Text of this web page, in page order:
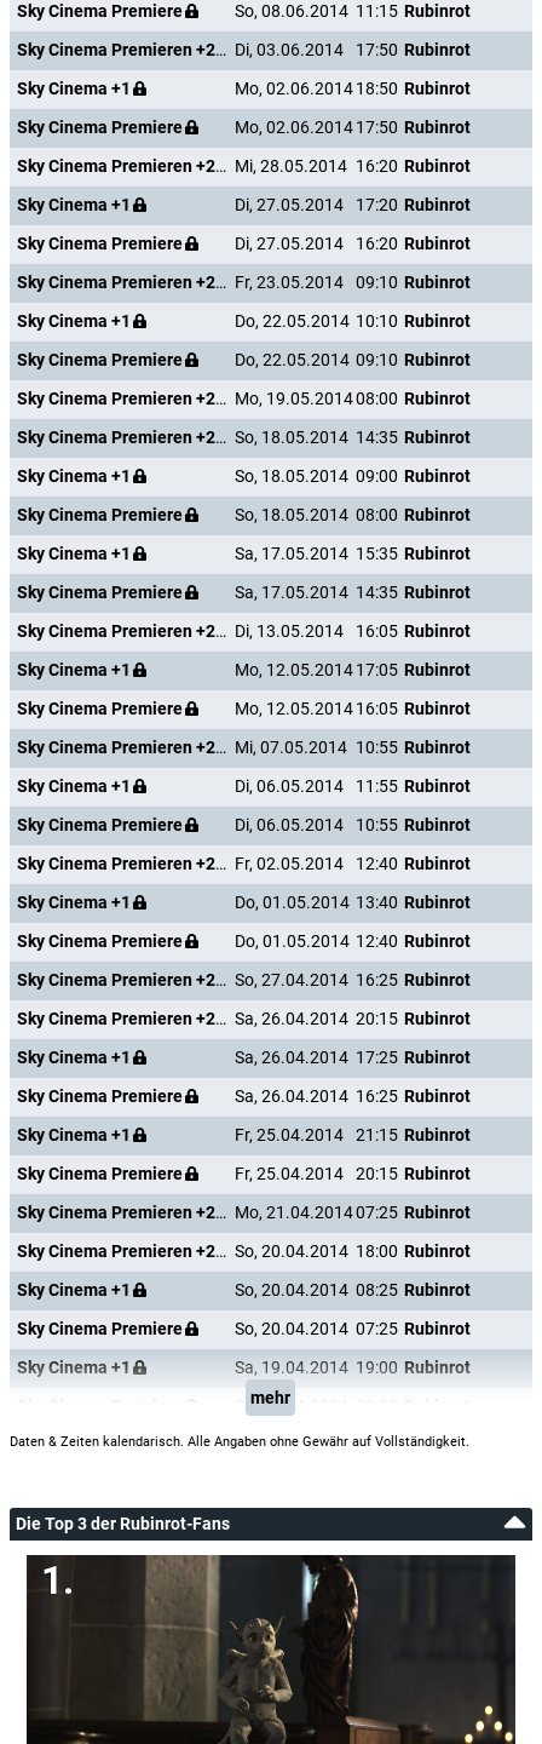
Sky Cinema Premiere
So, 08.06.2014 11:15 Rubinrot
Sky Cinema Premieren +24 Di, 03.06.2014 17:50 Rubinrot
Sky Cinema +1
Mo, 02.06.201418:50 Rubinrot
Sky Cinema Premiere
Mo, 02.06.201417:50 Rubinrot
Sky Cinema Premieren +24 Mi, 28.05.2014 16:20 Rubinrot
Sky Cinema +1
Di, 27.05.2014 17:20 Rubinrot
Sky Cinema Premiere
Di, 27.05.2014 16:20 Rubinrot
Sky Cinema Premieren +24 Fr, 23.05.2014 09:10 Rubinrot
Sky Cinema +1
Do, 22.05.2014 10:10 Rubinrot
Sky Cinema Premiere
Do, 22.05.2014 09:10 Rubinrot
Sky Cinema Premieren +24 Mo, 19.05.201408:00 Rubinrot
Sky Cinema Premieren +24 So, 18.05.2014 14:35 Rubinrot
Sky Cinema +1
So, 18.05.2014 09:00 Rubinrot
Sky Cinema Premiere
So, 18.05.2014 08:00 Rubinrot
Sky Cinema +1
Sa, 17.05.2014 15:35 Rubinrot
Sky Cinema Premiere
Sa, 17.05.2014 14:35 Rubinrot
Sky Cinema Premieren +24 Di, 13.05.2014 16:05 Rubinrot
Sky Cinema +1
Mo, 12.05.201417:05 Rubinrot
Sky Cinema Premiere
Mo, 12.05.201416:05 Rubinrot
Sky Cinema Premieren +24 Mi, 07.05.2014 10:55 Rubinrot
Sky Cinema +1
Di, 06.05.2014 11:55 Rubinrot
Sky Cinema Premiere
Di, 06.05.2014 10:55 Rubinrot
Sky Cinema Premieren +24 Fr, 02.05.2014 12:40 Rubinrot
Sky Cinema +1
Do, 01.05.2014 13:40 Rubinrot
Sky Cinema Premiere
Do, 01.05.2014 12:40 Rubinrot
Sky Cinema Premieren +24 So, 27.04.2014 16:25 Rubinrot
Sky Cinema Premieren +24 Sa, 26.04.2014 20:15 Rubinrot
Sky Cinema +1
Sa, 26.04.2014 17:25 Rubinrot
Sky Cinema Premiere
Sa, 26.04.2014 16:25 Rubinrot
Sky Cinema +1
Fr, 25.04.2014 21:15 Rubinrot
Sky Cinema Premiere
Fr, 25.04.2014 20:15 Rubinrot
Sky Cinema Premieren +24 Mo, 21.04.201407:25 Rubinrot
Sky Cinema Premieren +24 So, 20.04.2014 18:00 Rubinrot
Sky Cinema +1
So, 20.04.2014 08:25 Rubinrot
Sky Cinema Premiere
So, 20.04.2014 07:25 Rubinrot
Sky Cinema +1
Sa, 19.04.2014 19:00 Rubinrot
Sa, 19.04.2014
mehr
Daten & Zeiten kalendarisch. Alle Angaben ohne Gewähr auf Vollständigkeit.
Die Top 3 der Rubinrot-Fans